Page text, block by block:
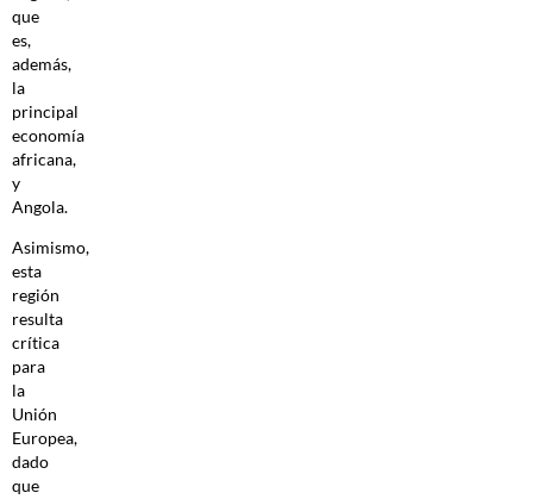
que
es,
además,
la
principal
economía
africana,
y
Angola.
Asimismo,
esta
región
resulta
crítica
para
la
Unión
Europea,
dado
que